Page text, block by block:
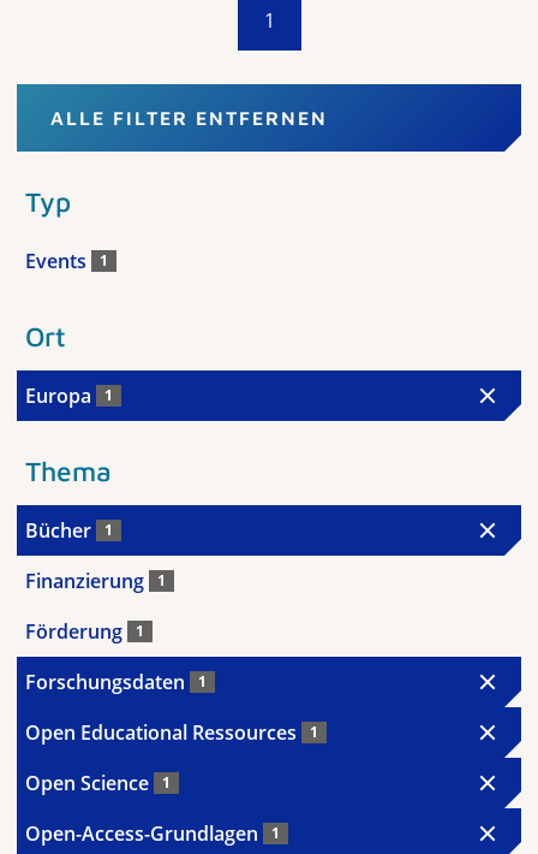
1
ALLE FILTER ENTFERNEN
Typ
Events 1
Ort
Europa 1
Thema
Bücher 1
Finanzierung 1
Förderung 1
Forschungsdaten 1
Open Educational Ressources 1
Open Science 1
Open-Access-Grundlagen 1